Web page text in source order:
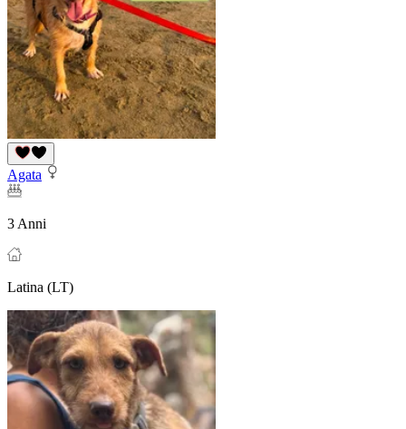
Agata
3 Anni
Latina (LT)